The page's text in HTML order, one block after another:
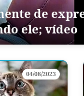
de
ele; vídeo
04/08/2023